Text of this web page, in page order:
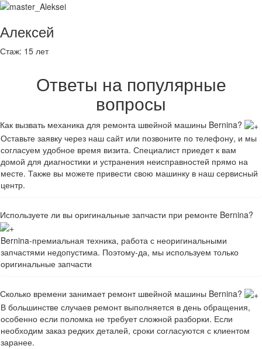
Алексей
Стаж: 15 лет
Ответы на популярные
вопросы
Как вызвать механика для ремонта швейной машины Bernina?
Оставьте заявку через наш сайт или позвоните по телефону, и мы
согласуем удобное время визита. Специалист приедет к вам
домой для диагностики и устранения неисправностей прямо на
месте. Также вы можете привести свою машинку в наш сервисный
центр.
Используете ли вы оригинальные запчасти при ремонте Bernina?
Bernina-премиальная техника, работа с неоригинальными
запчастями недопустима. Поэтому-да, мы используем только
оригинальные запчасти
Сколько времени занимает ремонт швейной машины Bernina?
В большинстве случаев ремонт выполняется в день обращения,
особенно если поломка не требует сложной разборки. Если
необходим заказ редких деталей, сроки согласуются с клиентом
заранее.